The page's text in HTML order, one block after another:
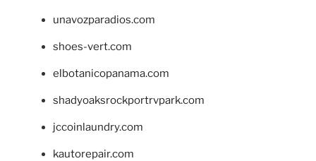
unavozparadios.com
shoes-vert.com
elbotanicopanama.com
shadyoaksrockportrvpark.com
jccoinlaundry.com
kautorepair.com